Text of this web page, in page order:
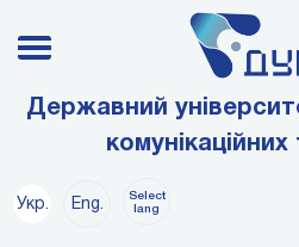
Державний
комунікаційних
Укр. Eng.
Select
lang